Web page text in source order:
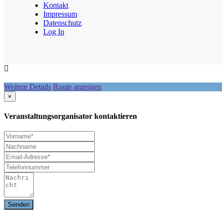
Kontakt
Impressum
Datenschutz
Log In
Weitere Details Route anzeigen
×
Veranstaltungsorganisator kontaktieren